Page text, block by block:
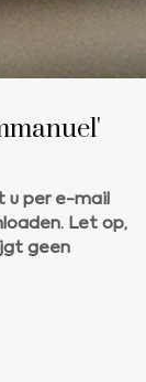
u per e-mail
Let op,
geen